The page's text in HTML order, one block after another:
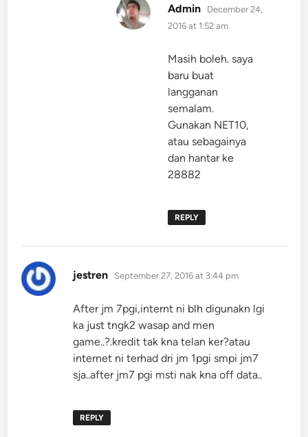
Admin says:
December 24,
2016 at 1:52 am
Masih boleh. saya
baru buat
langganan
semalam.
Gunakan NET10,
atau sebagainya
dan hantar ke
28882
REPLY
jestren says:
September 27, 2016 at 3:44 pm
After jm 7pgi,internt ni blh digunakn lgi
ka just tngk2 wasap and men
game..?.kredit tak kna telan ker?atau
internet ni terhad dri jm 1pgi smpi jm7
sja..after jm7 pgi msti nak kna off data..
REPLY